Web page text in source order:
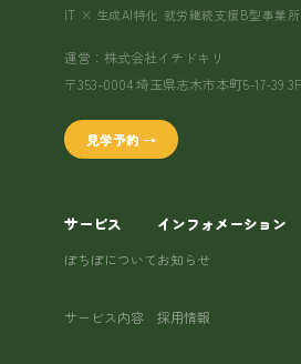
IT × 生成AI特化 就労継続支援B型事業所
運営：株式会社イチドキリ
〒353-0004 埼玉県志木市本町5-17-39
見学予約 →
サービス
ぽちぽについて
サービス内容
インフォメーション
お知らせ
採用情報